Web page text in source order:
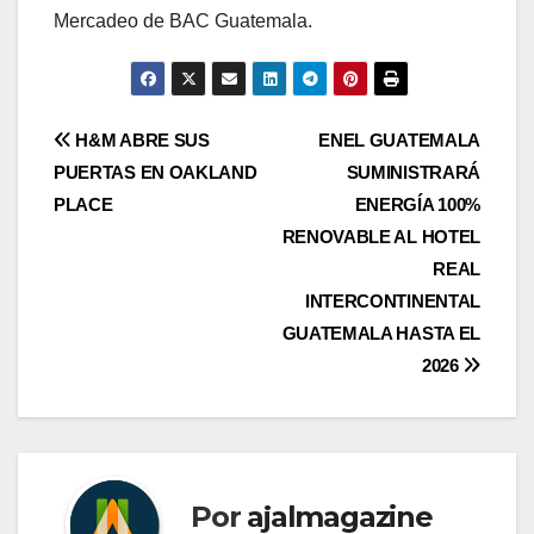
Mercadeo de BAC Guatemala.
Navegación
de
ENEL GUATEMALA
SUMINISTRARÁ
ENERGÍA 100%
RENOVABLE AL HOTEL
REAL
INTERCONTINENTAL
GUATEMALA HASTA EL
2026
H&M ABRE SUS
PUERTAS EN OAKLAND
PLACE
Por ajalmagazine